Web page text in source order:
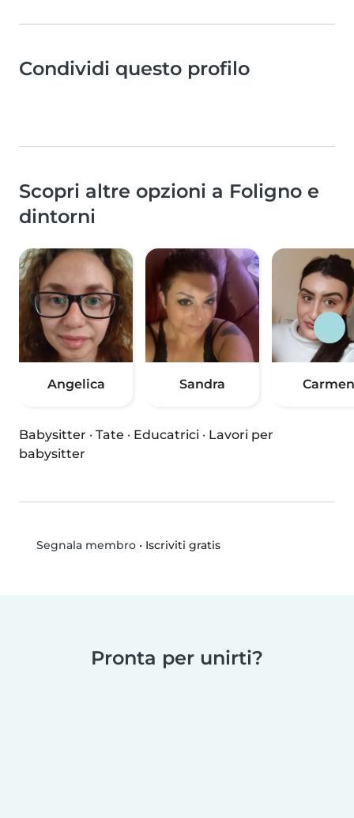
Condividi questo profilo
Scopri altre opzioni a Foligno e
dintorni
Angelica Sandra Carmen
Babysitter · Tate · Educatrici · Lavori per
babysitter
Segnala membro• Iscriviti gratis
Pronta per unirti?